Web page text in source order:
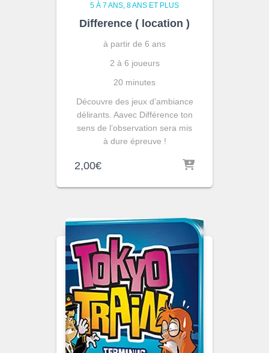
5 À 7 ANS 8 ANS ET PLUS
Difference ( location )
à partir de 6 ans
2 à 6 joueurs
20 minutes
Découvre des jeux d’ambiance
délirants. Aavec Différence ton
sens de l’observation sera mis
à dure épreuve !
2,00€